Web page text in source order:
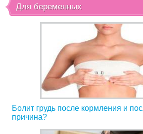
Для беременных
Болит грудь после кормления и
причина?